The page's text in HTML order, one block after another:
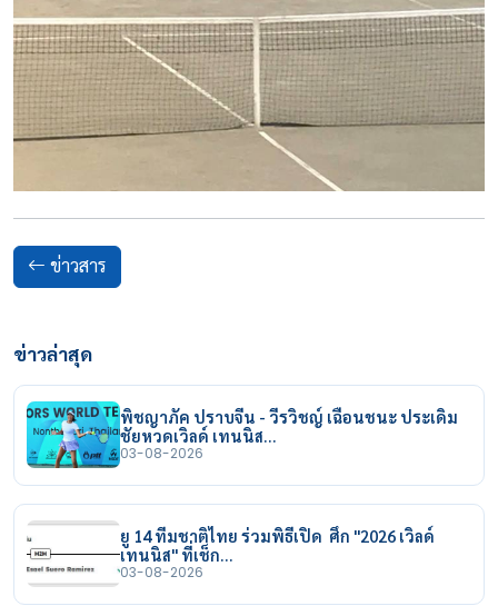
ข่าวสาร
ข่าวล่าสุด
พิชญาภัค ปราบจีน - วีรวิชญ์ เฉือนชนะ ประเดิม
ชัยหวดเวิลด์ เทนนิส…
03-08-2026
ยู 14 ทีมชาติไทย ร่วมพิธีเปิด ศึก "2026 เวิลด์
เทนนิส" ที่เช็ก…
03-08-2026